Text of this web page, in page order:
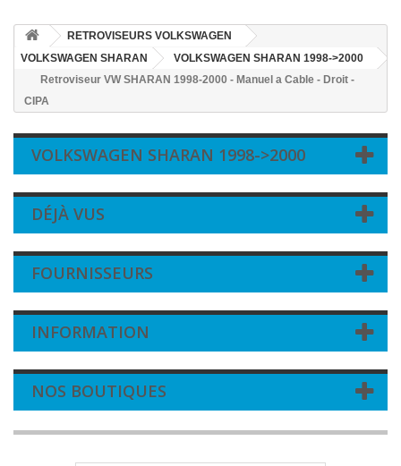
RETROVISEURS VOLKSWAGEN
VOLKSWAGEN SHARAN
VOLKSWAGEN SHARAN 1998->2000
Retroviseur VW SHARAN 1998-2000 - Manuel a Cable - Droit -
CIPA
VOLKSWAGEN SHARAN 1998->2000
DÉJÀ VUS
FOURNISSEURS
INFORMATION
NOS BOUTIQUES